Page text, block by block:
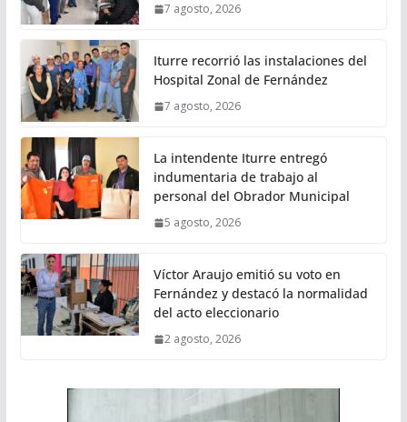
7 agosto, 2026
Iturre recorrió las instalaciones del
Hospital Zonal de Fernández
7 agosto, 2026
La intendente Iturre entregó
indumentaria de trabajo al
personal del Obrador Municipal
5 agosto, 2026
Víctor Araujo emitió su voto en
Fernández y destacó la normalidad
del acto eleccionario
2 agosto, 2026